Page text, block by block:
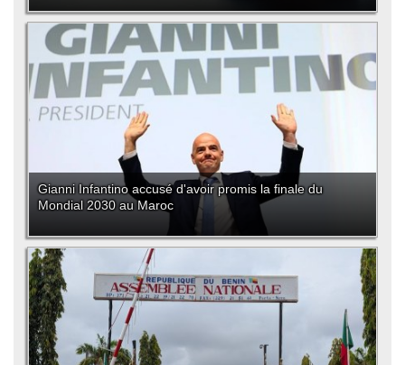
Gianni Infantino accusé d'avoir promis la finale du
Mondial 2030 au Maroc